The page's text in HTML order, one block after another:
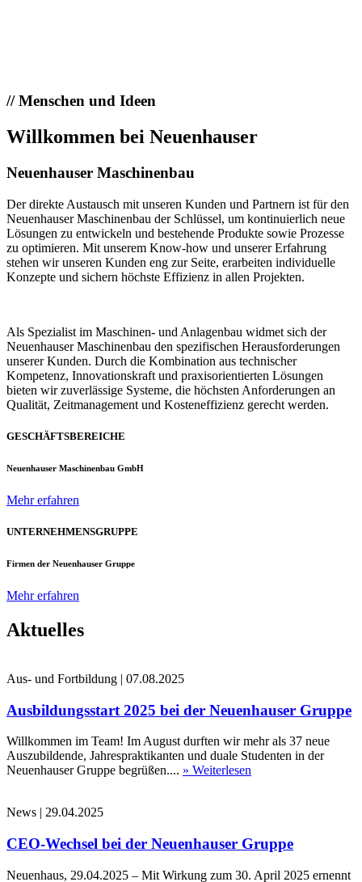
//Menschen und Ideen
Willkommen bei Neuenhauser
Neuenhauser Maschinenbau
Der direkte Austausch mit unseren Kunden und Partnern ist für den
Neuenhauser Maschinenbau der Schlüssel, um kontinuierlich neue
Lösungen zu entwickeln und bestehende Produkte sowie Prozesse
zu optimieren. Mit unserem Know-how und unserer Erfahrung
stehen wir unseren Kunden eng zur Seite, erarbeiten individuelle
Konzepte und sichern höchste Effizienz in allen Projekten.
Als Spezialist im Maschinen- und Anlagenbau widmet sich der
Neuenhauser Maschinenbau den spezifischen Herausforderungen
unserer Kunden. Durch die Kombination aus technischer
Kompetenz, Innovationskraft und praxisorientierten Lösungen
bieten wir zuverlässige Systeme, die höchsten Anforderungen an
Qualität, Zeitmanagement und Kosteneffizienz gerecht werden.
GESCHÄFTSBEREICHE
Neuenhauser Maschinenbau GmbH
Mehr erfahren
UNTERNEHMENSGRUPPE
Firmen der Neuenhauser Gruppe
Mehr erfahren
Aktuelles
Aus- und Fortbildung | 07.08.2025
Ausbildungsstart 2025 bei der Neuenhauser Gruppe
Willkommen im Team! Im August durften wir mehr als 37 neue
Auszubildende, Jahrespraktikanten und duale Studenten in der
Neuenhauser Gruppe begrüßen.... » Weiterlesen
News | 29.04.2025
CEO-Wechsel bei der Neuenhauser Gruppe
Neuenhaus, 29.04.2025 – Mit Wirkung zum 30. April 2025 ernennt